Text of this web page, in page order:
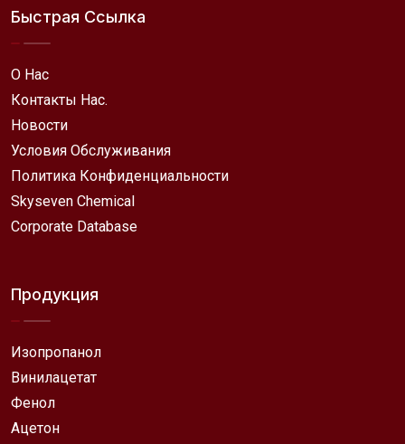
Быстрая Ссылка
О Нас
Контакты Нас.
Новости
Условия Обслуживания
Политика Конфиденциальности
Skyseven Chemical
Corporate Database
Продукция
Изопропанол
Винилацетат
Фенол
Ацетон